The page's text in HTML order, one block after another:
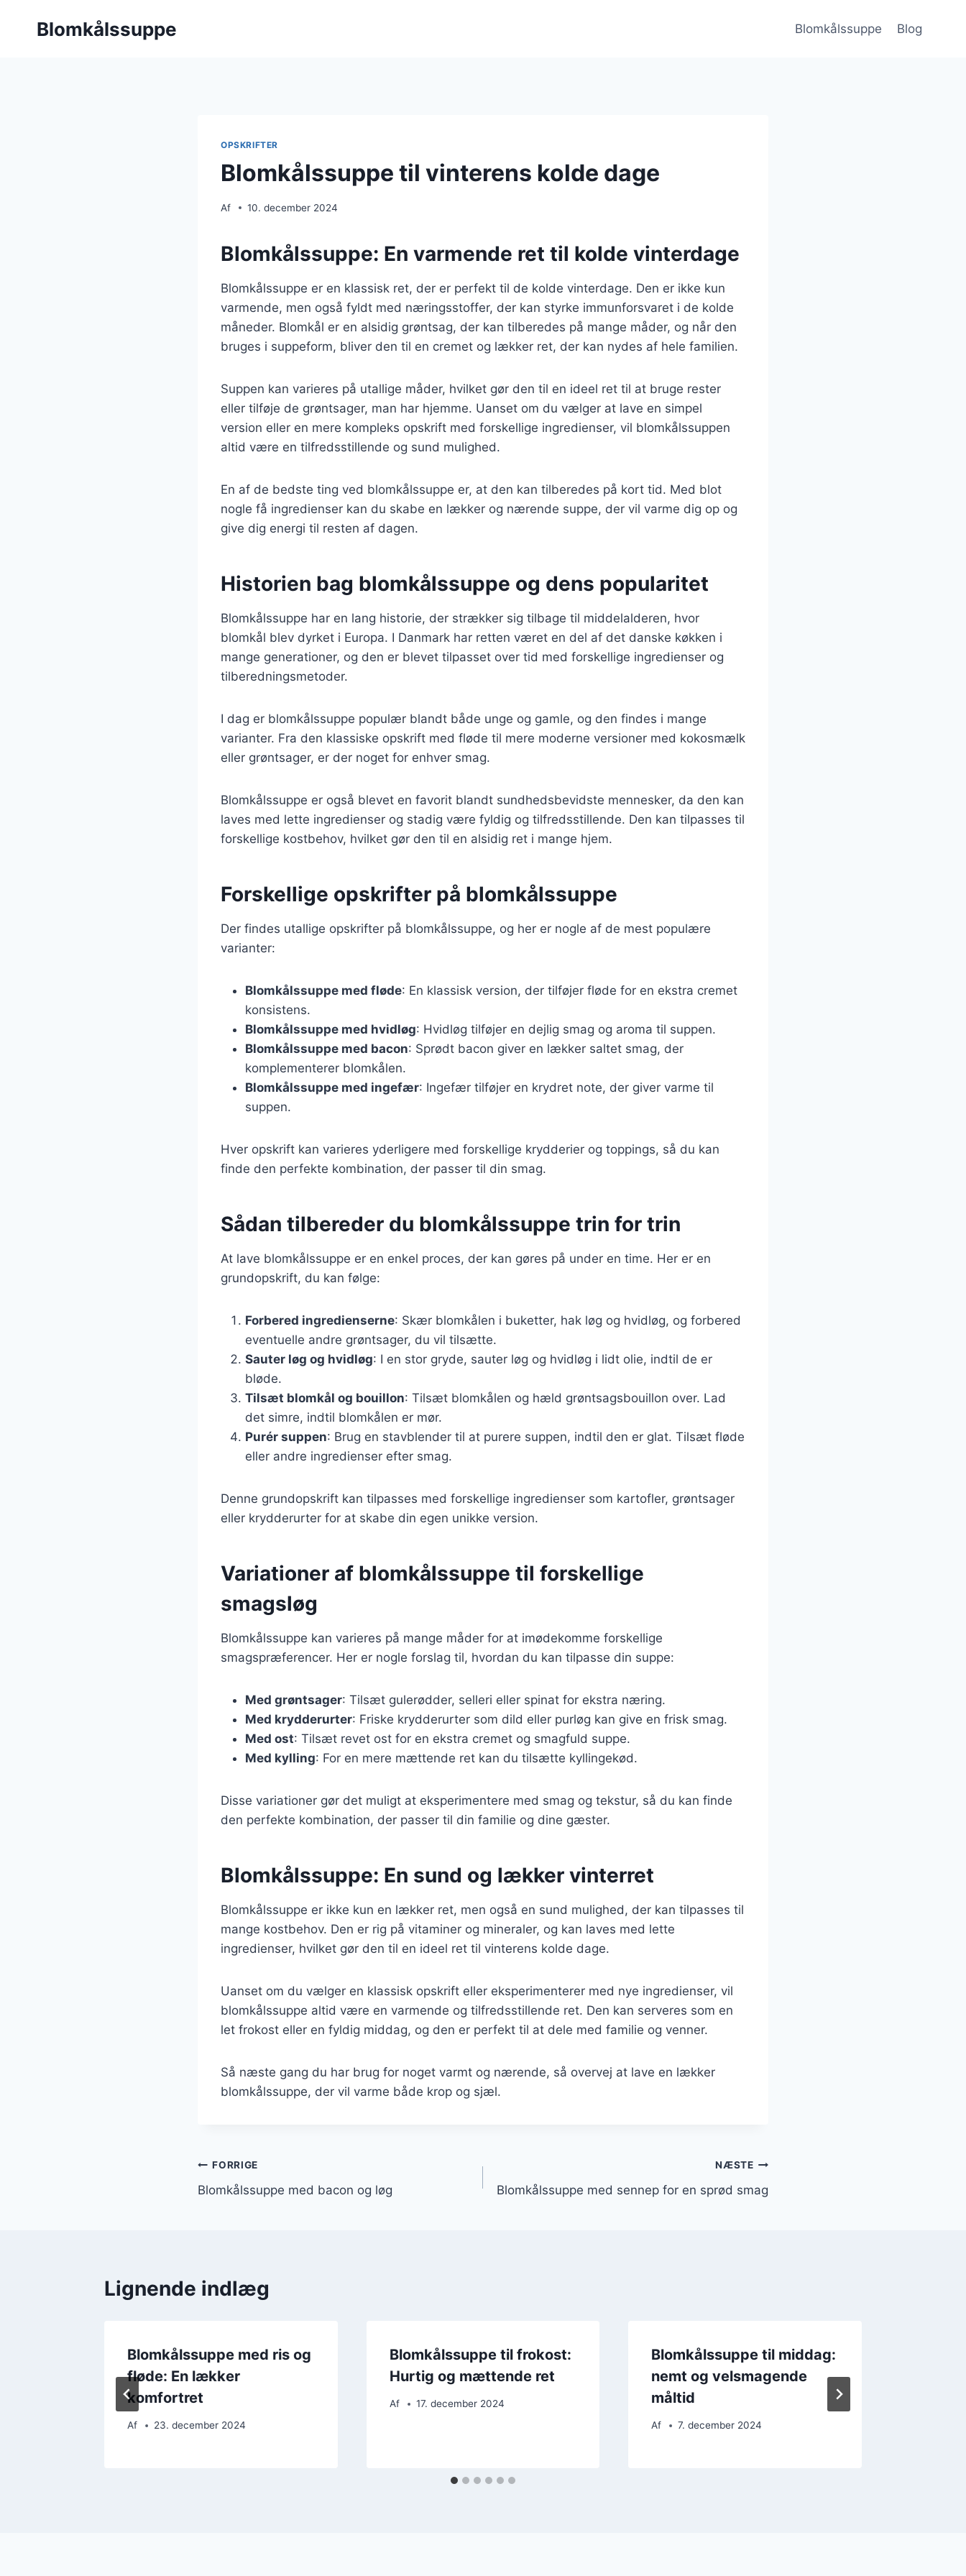
Blomkålssuppe Blomkålssuppe Blog
OPSKRIFTER
Blomkålssuppe til vinterens kolde dage
Af 10. december 2024
Blomkålssuppe: En varmende ret til kolde vinterdage
Blomkålssuppe er en klassisk ret, der er perfekt til de kolde vinterdage. Den er ikke kun
varmende, men også fyldt med næringsstoffer, der kan styrke immunforsvaret i de kolde
måneder. Blomkål er en alsidig grøntsag, der kan tilberedes på mange måder, og når den
bruges i suppeform, bliver den til en cremet og lækker ret, der kan nydes af hele familien.
Suppen kan varieres på utallige måder, hvilket gør den til en ideel ret til at bruge rester
eller tilføje de grøntsager, man har hjemme. Uanset om du vælger at lave en simpel
version eller en mere kompleks opskrift med forskellige ingredienser, vil blomkålssuppen
altid være en tilfredsstillende og sund mulighed.
En af de bedste ting ved blomkålssuppe er, at den kan tilberedes på kort tid. Med blot
nogle få ingredienser kan du skabe en lækker og nærende suppe, der vil varme dig op og
give dig energi til resten af dagen.
Historien bag blomkålssuppe og dens popularitet
Blomkålssuppe har en lang historie, der strækker sig tilbage til middelalderen, hvor
blomkål blev dyrket i Europa. I Danmark har retten været en del af det danske køkken i
mange generationer, og den er blevet tilpasset over tid med forskellige ingredienser og
tilberedningsmetoder.
I dag er blomkålssuppe populær blandt både unge og gamle, og den findes i mange
varianter. Fra den klassiske opskrift med fløde til mere moderne versioner med kokosmælk
eller grøntsager, er der noget for enhver smag.
Blomkålssuppe er også blevet en favorit blandt sundhedsbevidste mennesker, da den kan
laves med lette ingredienser og stadig være fyldig og tilfredsstillende. Den kan tilpasses til
forskellige kostbehov, hvilket gør den til en alsidig ret i mange hjem.
Forskellige opskrifter på blomkålssuppe
Der findes utallige opskrifter på blomkålssuppe, og her er nogle af de mest populære
varianter:
Blomkålssuppe med fløde: En klassisk version, der tilføjer fløde for en ekstra cremet
konsistens.
Blomkålssuppe med hvidløg: Hvidløg tilføjer en dejlig smag og aroma til suppen.
Blomkålssuppe med bacon: Sprødt bacon giver en lækker saltet smag, der
komplementerer blomkålen.
Blomkålssuppe med ingefær: Ingefær tilføjer en krydret note, der giver varme til
suppen.
Hver opskrift kan varieres yderligere med forskellige krydderier og toppings, så du kan
finde den perfekte kombination, der passer til din smag.
Sådan tilbereder du blomkålssuppe trin for trin
At lave blomkålssuppe er en enkel proces, der kan gøres på under en time. Her er en
grundopskrift, du kan følge:
Forbered ingredienserne: Skær blomkålen i buketter, hak løg og hvidløg, og forbered
eventuelle andre grøntsager, du vil tilsætte.
Sauter løg og hvidløg: I en stor gryde, sauter løg og hvidløg i lidt olie, indtil de er
bløde.
Tilsæt blomkål og bouillon: Tilsæt blomkålen og hæld grøntsagsbouillon over. Lad
det simre, indtil blomkålen er mør.
Purér suppen: Brug en stavblender til at purere suppen, indtil den er glat. Tilsæt fløde
eller andre ingredienser efter smag.
Denne grundopskrift kan tilpasses med forskellige ingredienser som kartofler, grøntsager
eller krydderurter for at skabe din egen unikke version.
Variationer af blomkålssuppe til forskellige
smagsløg
Blomkålssuppe kan varieres på mange måder for at imødekomme forskellige
smagspræferencer. Her er nogle forslag til, hvordan du kan tilpasse din suppe:
Med grøntsager: Tilsæt gulerødder, selleri eller spinat for ekstra næring.
Med krydderurter: Friske krydderurter som dild eller purløg kan give en frisk smag.
Med ost: Tilsæt revet ost for en ekstra cremet og smagfuld suppe.
Med kylling: For en mere mættende ret kan du tilsætte kyllingekød.
Disse variationer gør det muligt at eksperimentere med smag og tekstur, så du kan finde
den perfekte kombination, der passer til din familie og dine gæster.
Blomkålssuppe: En sund og lækker vinterret
Blomkålssuppe er ikke kun en lækker ret, men også en sund mulighed, der kan tilpasses til
mange kostbehov. Den er rig på vitaminer og mineraler, og kan laves med lette
ingredienser, hvilket gør den til en ideel ret til vinterens kolde dage.
Uanset om du vælger en klassisk opskrift eller eksperimenterer med nye ingredienser, vil
blomkålssuppe altid være en varmende og tilfredsstillende ret. Den kan serveres som en
let frokost eller en fyldig middag, og den er perfekt til at dele med familie og venner.
Så næste gang du har brug for noget varmt og nærende, så overvej at lave en lækker
blomkålssuppe, der vil varme både krop og sjæl.
Indlægsnavigation
FORRIGE
Blomkålssuppe med bacon og løg
NÆSTE
Blomkålssuppe med sennep for en sprød smag
Lignende indlæg
Blomkålssuppe med ris og
fløde: En lækker
komfortret
Af 23. december 2024
Blomkålssuppe til frokost:
Hurtig og mættende ret
Af 17. december 2024
Blomkålssuppe til middag:
nemt og velsmagende
måltid
Af 7. december 2024